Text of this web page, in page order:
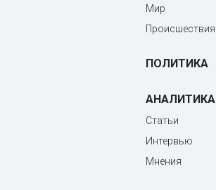
Мир
Происшествия
ПОЛИТИКА
АНАЛИТИКА
Статьи
Интервью
Мнения